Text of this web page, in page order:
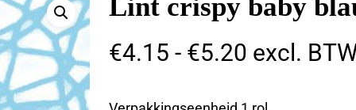
Lint crispy baby
€4.15 - €5.20
tot
excl.